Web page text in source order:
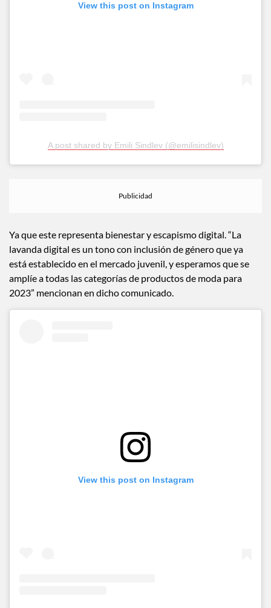
View this post on Instagram
A post shared by Emili Sindlev (@emilisindlev)
Ya que este representa bienestar y escapismo digital. “La
lavanda digital es un tono con inclusión de género que ya
está establecido en el mercado juvenil, y esperamos que se
amplíe a todas las categorías de productos de moda para
2023” mencionan en dicho comunicado.
View this post on Instagram